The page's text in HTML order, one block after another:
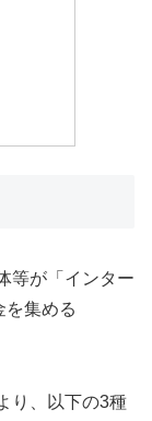
等が「インター
を集める
り、以下の3種